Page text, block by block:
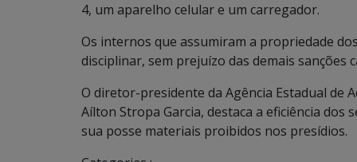
4, um aparelho celular e um carregador.
Os internos que assumiram a propriedade
disciplinar, sem prejuízo das demais sanções
O diretor-presidente da Agência Estadual de
Aílton Stropa Garcia, destaca a eficiência
sua posse materiais proibidos nos presídios.